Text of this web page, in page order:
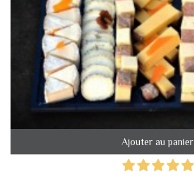
Ajouter au panier